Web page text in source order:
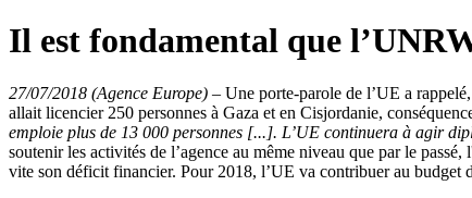
Il est fondamental que
27/07/2018 (Agence Europe) – Une porte-parole de l’UE a
allait licencier 250 personnes à Gaza et en Cisjordanie,
emploie plus de 13 000 personnes [...]. L’UE continuera à agir
soutenir les activités de l’agence au même niveau que par le
vite son déficit financier. Pour 2018, l’UE va contribuer au budget